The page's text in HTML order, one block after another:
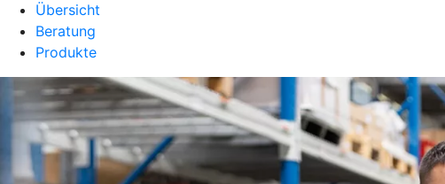
Übersicht
Beratung
Produkte